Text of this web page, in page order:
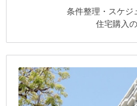
条件整理・スケジ
住宅購入